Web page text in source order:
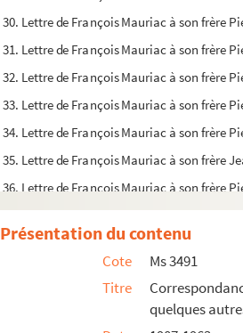
30. Lettre de François Mauriac à son frère
31. Lettre de François Mauriac à son frère
32. Lettre de François Mauriac à son frère
33. Lettre de François Mauriac à son frère
34. Lettre de François Mauriac à son frère
35. Lettre de François Mauriac à son frère
36. Lettre de François Mauriac à son frère
37. Lettre de François Mauriac à son frère
38. Lettre de François Mauriac à son frère
39. Lettre de François Mauriac à son frère
40. Lettre de François Mauriac à son frère
Présentation du contenu
Cote
Ms 3491
Titre
quelques